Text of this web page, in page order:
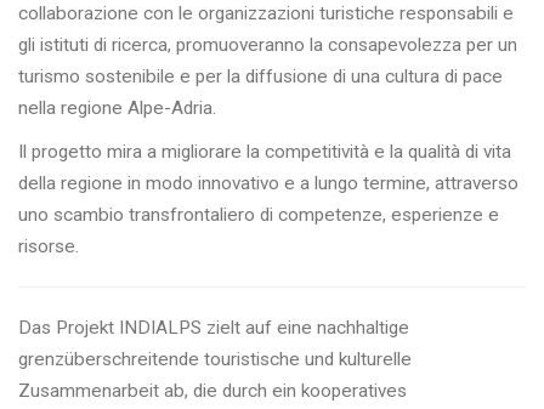
collaborazione con le organizzazioni turistiche responsabili e
gli istituti di ricerca, promuoveranno la consapevolezza per un
turismo sostenibile e per la diffusione di una cultura di pace
nella regione Alpe-Adria.
Il progetto mira a migliorare la competitività e la qualità di vita
della regione in modo innovativo e a lungo termine, attraverso
uno scambio transfrontaliero di competenze, esperienze e
risorse.
Das Projekt INDIALPS zielt auf eine nachhaltige
grenzüberschreitende touristische und kulturelle
Zusammenarbeit ab, die durch ein kooperatives